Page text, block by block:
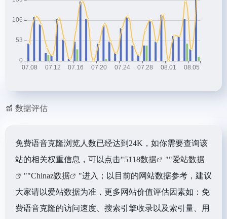
数据评估
免费语音克隆浏览人数已经达到24K，如你需要查询该
站的相关权重信息，可以点击"5118数据 ""爱站数据
""Chinaz数据
"进入；以目前的网站数据参考，建议
大家请以爱站数据为准，更多网站价值评估因素如：免
费语音克隆的访问速度、搜索引擎收录以及索引量、用